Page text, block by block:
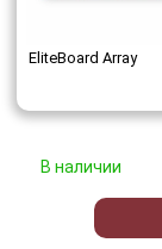
EliteBoard Array
В наличии